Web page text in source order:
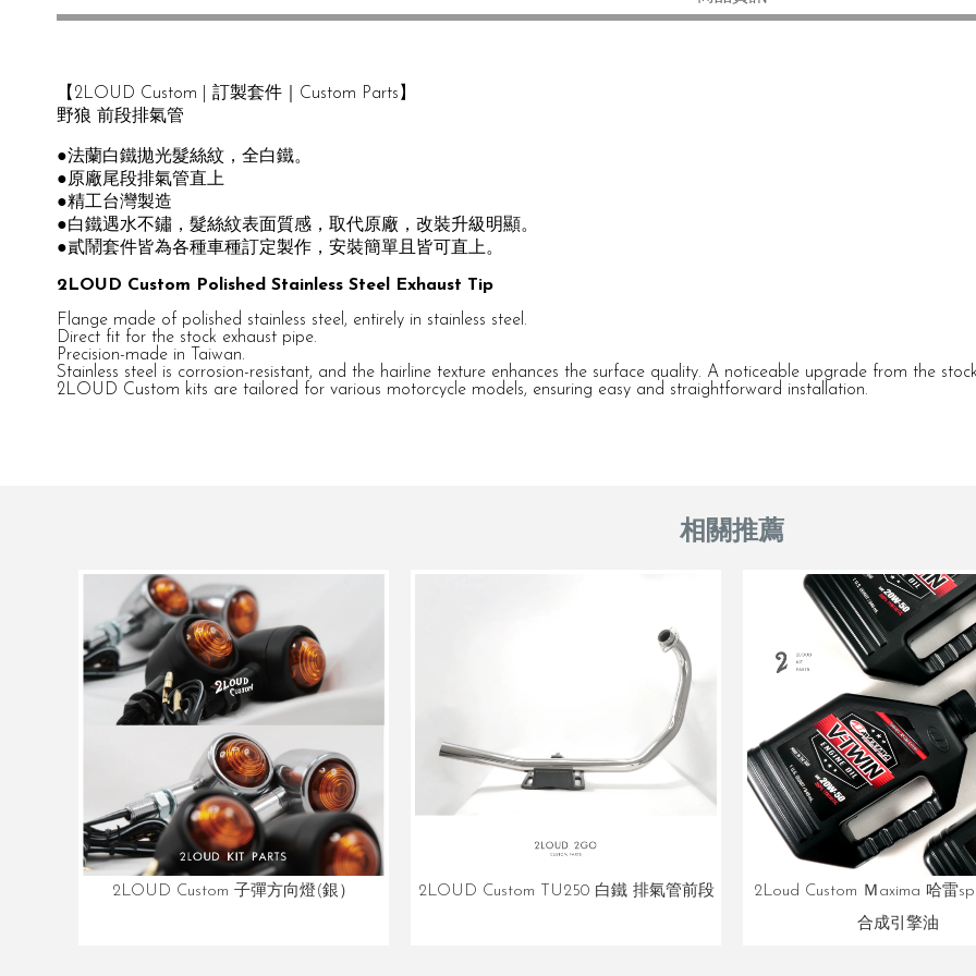
【2LOUD Custom | 訂製套件｜Custom Parts】
野狼 前段排氣管
●法蘭白鐵拋光髮絲紋，全白鐵。
●原廠尾段排氣管直上
●精工台灣製造
●白鐵遇水不鏽，髮絲紋表面質感，取代原廠，改裝升級明顯。
●貳鬧套件皆為各種車種訂定製作，安裝簡單且皆可直上。
2LOUD Custom Polished Stainless Steel Exhaust Tip
Flange made of polished stainless steel, entirely in stainless steel.
Direct fit for the stock exhaust pipe.
Precision-made in Taiwan.
Stainless steel is corrosion-resistant, and the hairline texture enhances the surface quality. A noticeable upgrade from the
2LOUD Custom kits are tailored for various motorcycle models, ensuring easy and straightforward installation.
2LOUD Custom 子彈方向燈(銀） 2LOUD Custom TU250 白鐵 排氣管前段
2Loud Custom Ｍaxima 哈雷
合成引擎油